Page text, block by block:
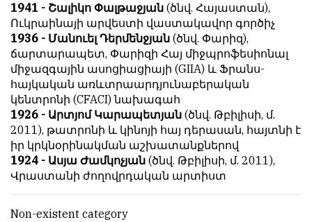
1941 - Շալիկո Փալթաջյան (ծնվ. Հայաստան),
Ուկրաինայի արվեստի վաստակավոր գործիչ
1936 - Մանուել Դերմենջյան (ծնվ. Փարիզ),
ճարտարապետ, Փարիզի Հայ միջպրոֆեսիոնալ
միջազգային ասոցիացիայի (GIIA) և Ֆրանս-
հայկական առևտրաարդյունաբերական
կենտրոնի (CFACI) նախագահ
1926 - Արտյոմ Կարապետյան (ծնվ. Թբիլիսի, մ.
2011), թատրոնի և կինոյի հայ դերասան, հայտնի է
իր կրկնօրինակման աշխատանքներով
1924 - Ասյա Ժամկոչյան (ծնվ. Թբիլիսի, մ. 2011),
Վրաստանի ժողովրդական արտիստ
Non-existent category